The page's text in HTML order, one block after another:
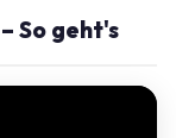
So geht's